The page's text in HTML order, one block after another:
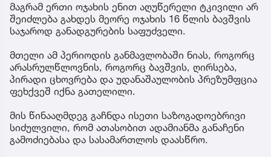
მაგრამ ერთი ოჯახის ენით აღუწერელი ტკივილი არ
შეიძლება გახდეს მეორე ოჯახის 16 წლის ბავშვის
საჯაროდ განადგურების საფუძველი.
მთელი ამ პერიოდის განმავლობაში ნიას, როგორც
არასრულწლოვნის, როგორც ბავშვის, ღირსება,
პირადი ცხოვრება და უდანაშაულობის პრეზუმფცია
ფეხქვეშ იქნა გათელილი.
მის წინააღმდეგ გაჩნდა ისეთი საზოგადოებრივი
სიძულვილი, რომ ათასობით ადამიანმა განაჩენი
გამოძიებასა და სასამართლოს დაასწრო.